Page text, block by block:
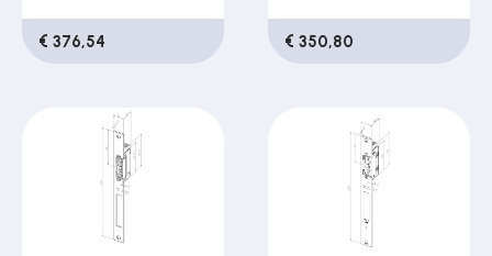
€ 376,54 € 350,80